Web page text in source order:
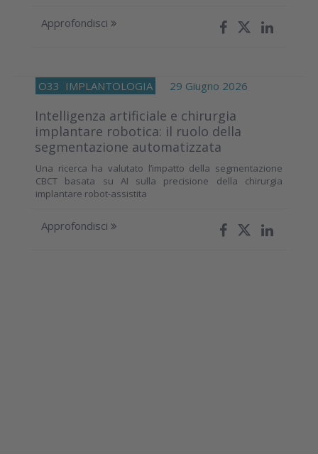
Approfondisci
O33 IMPLANTOLOGIA 29 Giugno 2026
Intelligenza artificiale e chirurgia
implantare robotica: il ruolo della
segmentazione automatizzata
Una ricerca ha valutato l’impatto della segmentazione
CBCT basata su AI sulla precisione della chirurgia
implantare robot-assistita
Approfondisci